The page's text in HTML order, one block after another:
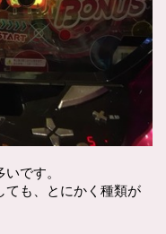
です。
ても、とにかく種類が